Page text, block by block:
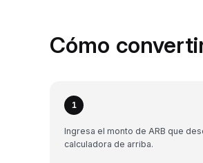
Cómo
1
Ingresa el monto de ARB que
calculadora de arriba.